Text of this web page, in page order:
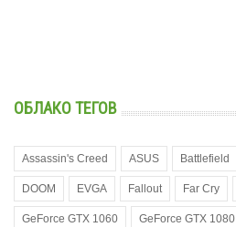
ОБЛАКО ТЕГОВ
Assassin's Creed ASUS Battlefield
DOOM EVGA Fallout Far Cry
GeForce GTX 1060 GeForce GTX 1080